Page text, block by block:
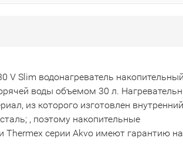
V Slim водонагреватель
воды объемом 30 л.
из которого изготовлен
, поэтому накопительные
Thermex серии Akvo имеют гарантию